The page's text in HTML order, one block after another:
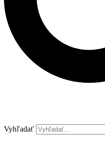
Vyhľadať